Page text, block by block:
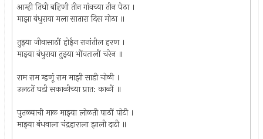
आम्ही तिघी बहिणी तीन गांवच्या तीन पेठा ।
माझा बंधुराया मला सातारा दिस मोठा ॥
तुझ्या जीवासाठीं होईन रानांतील हरण ।
माझ्या बंधुराया तुझ्या भोंवतालीं चरेन ॥
राम राम म्हणूं राम माझी साडी चोळी ।
उलटतें घडी सकाळीच्या प्रात: काळीं ॥
पुतळ्याची माळ माझ्या लोळती पाठीं पोटी ।
माझ्या बंधवाला चंद्रहाराला झाली दाटी ॥